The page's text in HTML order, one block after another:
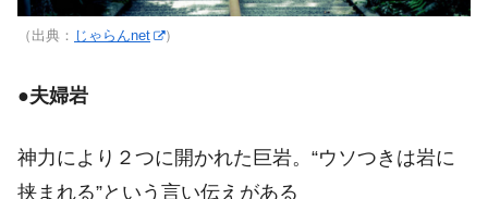
（出典： じゃらんnet ）
●夫婦岩
神力により２つに開かれた巨岩。“ウソつきは岩に
挟まれる”という言い伝えがある